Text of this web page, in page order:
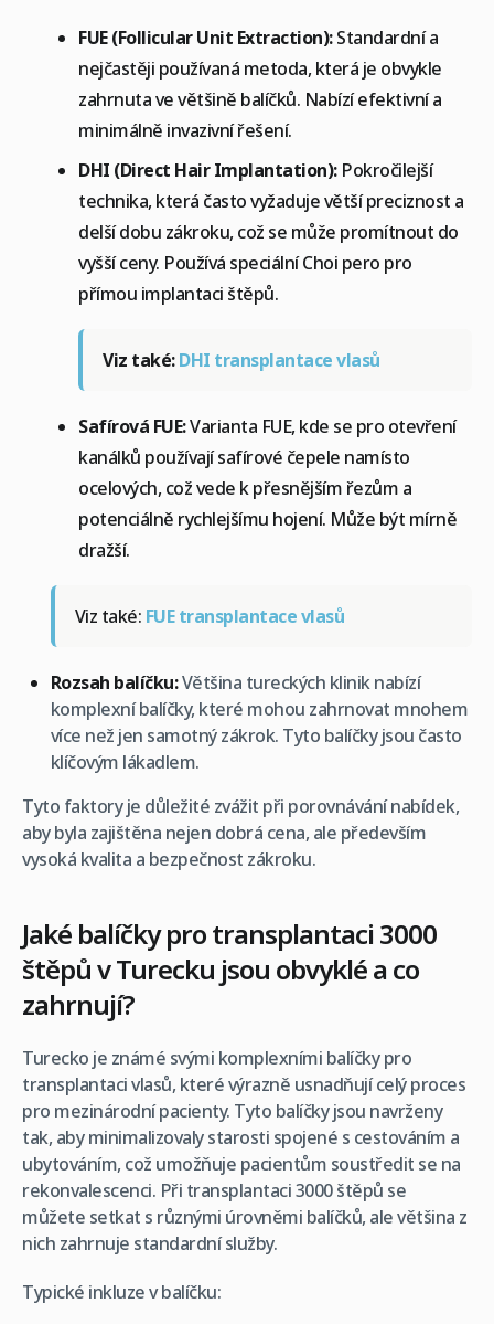
FUE (Follicular Unit Extraction):Standardní a
nejčastěji používaná metoda, která je obvykle
zahrnuta ve většině balíčků. Nabízí efektivní a
minimálně invazivní řešení.
DHI (Direct Hair Implantation):Pokročilejší
technika, která často vyžaduje větší preciznost a
delší dobu zákroku, což se může promítnout do
vyšší ceny. Používá speciální Choi pero pro
přímou implantaci štěpů.
Viz také:DHI transplantace vlasů
Safírová FUE:Varianta FUE, kde se pro otevření
kanálků používají safírové čepele namísto
ocelových, což vede k přesnějším řezům a
potenciálně rychlejšímu hojení. Může být mírně
dražší.
Viz také: FUE transplantace vlasů
Rozsah balíčku:Většina tureckých klinik nabízí
komplexní balíčky, které mohou zahrnovat mnohem
více než jen samotný zákrok. Tyto balíčky jsou často
klíčovým lákadlem.
Tyto faktory je důležité zvážit při porovnávání nabídek,
aby byla zajištěna nejen dobrá cena, ale především
vysoká kvalita a bezpečnost zákroku.
Jaké balíčky pro transplantaci 3000
štěpů v Turecku jsou obvyklé a co
zahrnují?
Turecko je známé svými komplexními balíčky pro
transplantaci vlasů, které výrazně usnadňují celý proces
pro mezinárodní pacienty. Tyto balíčky jsou navrženy
tak, aby minimalizovaly starosti spojené s cestováním a
ubytováním, což umožňuje pacientům soustředit se na
rekonvalescenci. Při transplantaci 3000 štěpů se
můžete setkat s různými úrovněmi balíčků, ale většina z
nich zahrnuje standardní služby.
Typické inkluze v balíčku: